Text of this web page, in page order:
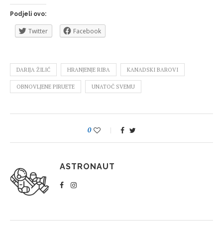
Podjeli ovo:
Twitter Facebook
DARIJA ŽILIĆ HRANJENJE RIBA KANADSKI BAROVI
OBNOVLJENE PIRUETE UNATOČ SVEMU
0
ASTRONAUT